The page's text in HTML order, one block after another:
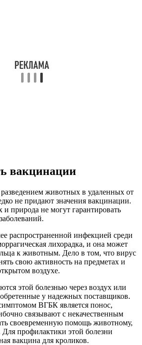
вакцинации
животных в удаленных от
не придают значения вакцинации.
природа не могут гарантировать
распространенной инфекцией среди
лихорадка, и она может
к животным. Дело в том, что вирус
свою активность на предметах и
воздухе.
этой болезнью через воздух или
у надежных поставщиков.
ВГБК является понос,
связывают с некачественным
своевременную помощь животному,
профилактики этой болезни
вакцина для кроликов.